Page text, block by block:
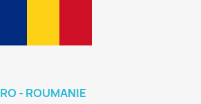
RO - ROUMANIE